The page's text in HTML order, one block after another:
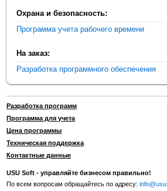
Охрана и безопасность:
Программа учета рабочего времени
На заказ:
Разработка программного обеспечения
Разработка программ
Программа для учета
Цена программы
Техническая поддержка
Контактные данные
USU Soft - управляйте бизнесом правильно!
По всем вопросам обращайтесь по адресу: